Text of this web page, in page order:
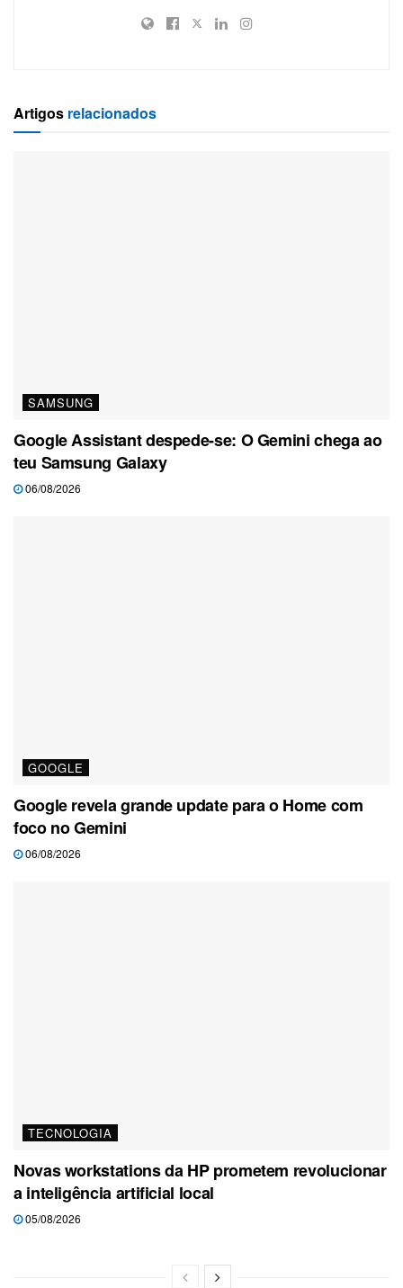
Artigos relacionados
SAMSUNG
Google Assistant despede-se: O Gemini chega ao
teu Samsung Galaxy
06/08/2026
GOOGLE
Google revela grande update para o Home com
foco no Gemini
06/08/2026
TECNOLOGIA
Novas workstations da HP prometem revolucionar
a inteligência artificial local
05/08/2026